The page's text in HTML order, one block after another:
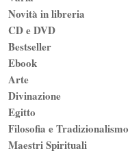
Novità in libreria
CD e DVD
Bestseller
Ebook
Arte
Divinazione
Egitto
Filosofia e Tradizionalismo
Maestri Spirituali